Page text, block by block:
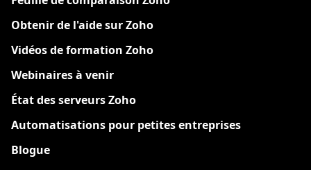
Obtenir de l'aide sur Zoho
Vidéos de formation Zoho
Webinaires à venir
État des serveurs Zoho
Automatisations pour petites entreprises
Blogue